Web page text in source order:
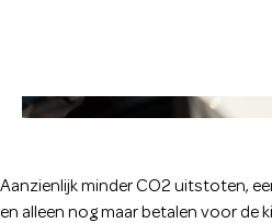
Aanzienlijk minder CO2 uitstoten,
en alleen nog maar betalen voor de